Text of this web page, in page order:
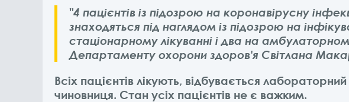
"4 пацієнтів із підозрою на коронавірусну
знаходяться під наглядом із підозрою на
стаціонарному лікуванні і два на
Департаменту охорони здоров'я Світлана
Всіх пацієнтів лікують, відбувається
чиновниця. Стан усіх пацієнтів не є важким.